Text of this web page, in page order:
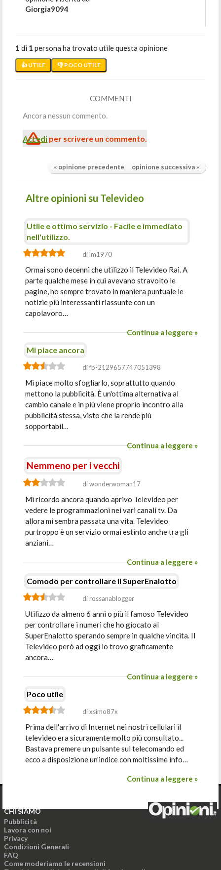
Giorgia9094
1 di 1 persona ha trovato utile questa opinione
👍 UTILE 👎 POCO UTILE
COMMENTI
Ancora nessun commento.
Accedi per scrivere un commento.
« opinione precedente opinione successiva »
Altre opinioni su Televideo
Utile e ottimo servizio - Facile e immediato
nell'utilizzo.
di lm1970
Ormai sono decenni che utilizzo il Televideo Rai. A
parte qualche mese in cui avevano stravolto le
pagine, ho sempre trovato in maniera puntuale le
notizie più interessanti riassunte con un
capolavoro…
Continua a leggere »
Mi piace ancora
di fb-2129657747051398
Mi piace molto sfogliarlo, soprattutto quando
mettono la pubblicità. È un'ottima alternativa al
cambio canale e in più viene proprio incontro alla
pubblicità stessa, visto che la rende più
sopportabil…
Continua a leggere »
Nemmeno per i vecchi
di wonderwoman17
Mi ricordo ancora quando aprivo Televideo per
vedere le programmazioni nei vari canali tv. Da
allora mi sembra passata una vita. Televideo
purtroppo è un servizio ormai estinto anche tra gli
anziani…
Continua a leggere »
Comodo per controllare il SuperEnalotto
di rossanablogger
Utilizzo da almeno 6 anni o più il famoso Televideo
per controllare i numeri che ho giocato al
SuperEnalotto sperando sempre in qualche vincita. Il
Televideo però ad oggi lo trovo graficamente
ancora…
Continua a leggere »
Poco utile
di xsimo87x
Prima dell'arrivo di Internet nei nostri cellulari il
televideo era sicuramente molto più consultato...
Bastava premere un pulsante sul telecomando ed
ecco a disposizione un'indice con moltissime info…
Continua a leggere »
CHI SIAMO
Pubblicità
Lavora con noi
Privacy
Condizioni Generali
FAQ
Come moderiamo le recensioni